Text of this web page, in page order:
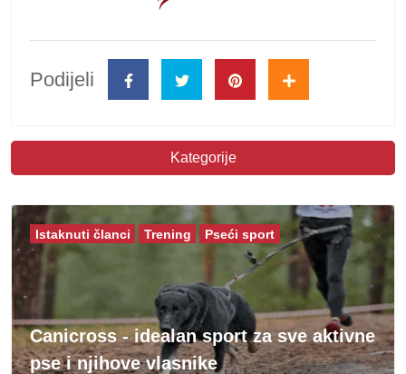
Podijeli
Kategorije
Canicross - idealan sport za sve aktivne
pse i njihove vlasnike
Istaknuti članci Trening Pseći sport